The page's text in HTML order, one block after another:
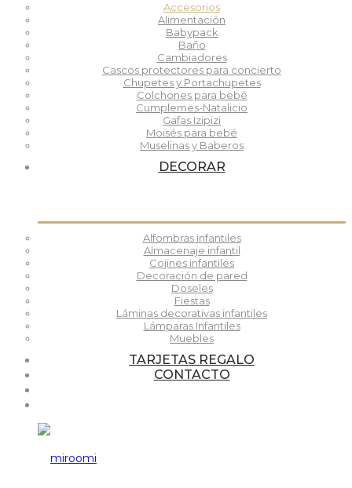
Accesorios
Alimentación
Babypack
Baño
Cambiadores
Cascos protectores para concierto
Chupetes y Portachupetes
Colchones para bebé
Cumplemes-Natalicio
Gafas Izipizi
Moisés para bebé
Muselinas y Baberos
DECORAR
Alfombras infantiles
Almacenaje infantil
Cojines infantiles
Decoración de pared
Doseles
Fiestas
Láminas decorativas infantiles
Lámparas Infantiles
Muebles
TARJETAS REGALO
CONTACTO